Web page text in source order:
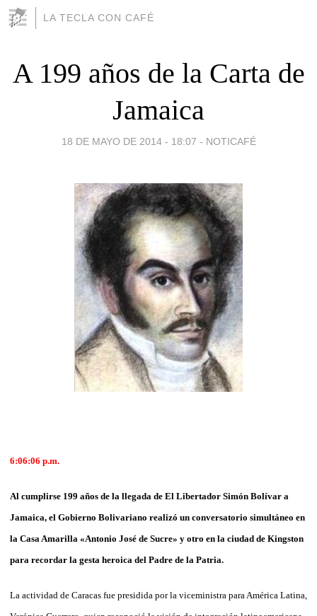
LA TECLA CON CAFÉ
A 199 años de la Carta de
Jamaica
18 DE MAYO DE 2014 - 18:07 - NOTICAFÉ
6:06:06 p.m.
Al cumplirse 199 años de la llegada de El Libertador Simón Bolívar a
Jamaica, el Gobierno Bolivariano realizó un conversatorio simultáneo en
la Casa Amarilla «Antonio José de Sucre» y otro en la ciudad de Kingston
para recordar la gesta heroica del Padre de la Patria.
La actividad de Caracas fue presidida por la viceministra para América Latina,